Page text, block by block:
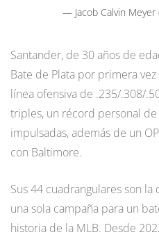
— Jacob Calvin Meyer
Santander, de 30 años de
Bate de Plata por primera
línea ofensiva de .235/.308/
triples, un récord personal
impulsadas, además de un
con Baltimore.
Sus 44 cuadrangulares son
una sola campaña para un
historia de la MLB. Desde